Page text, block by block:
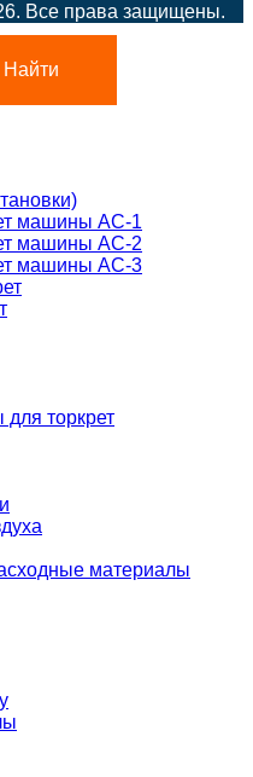
Все права защищены.
Найти
машины АС-1
машины АС-2
машины АС-3
торкрет
материалы